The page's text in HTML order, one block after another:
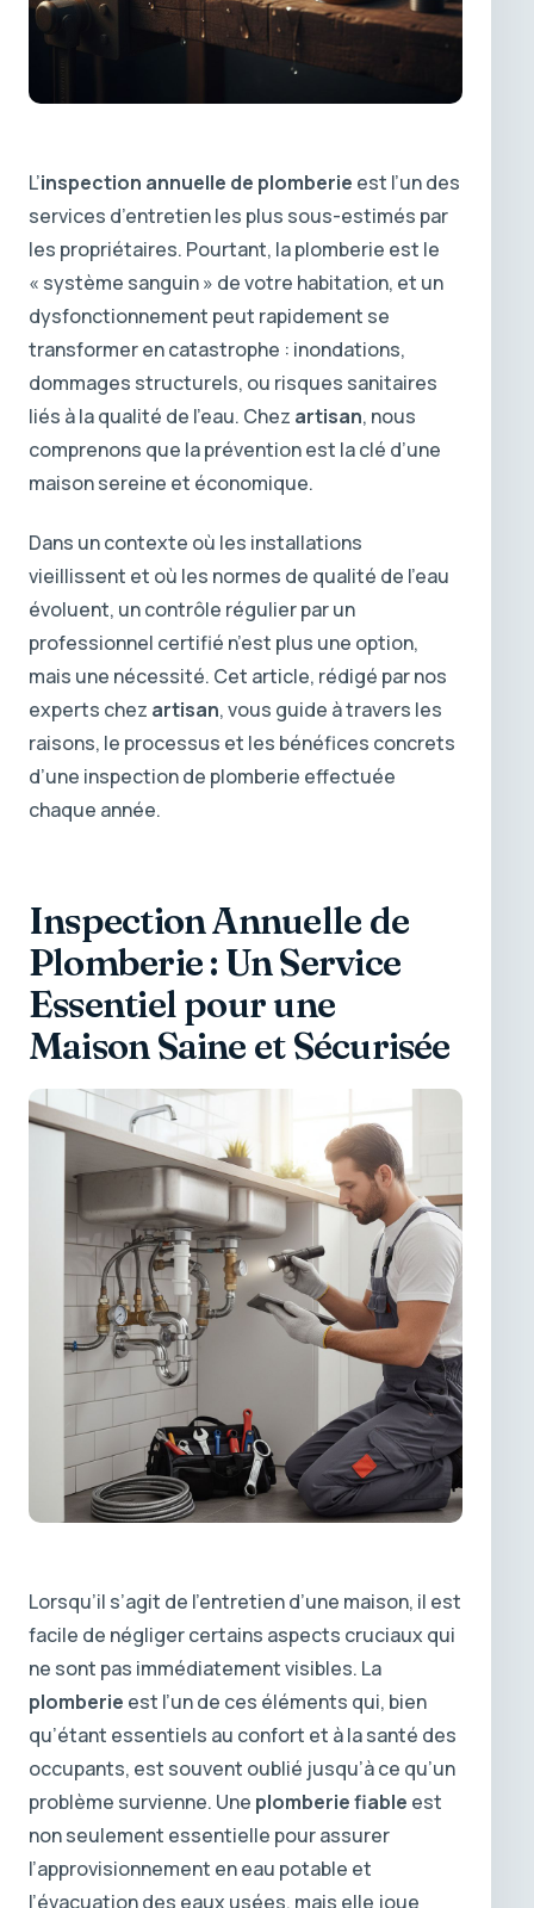
L’inspection annuelle de plomberie est l’un des
services d’entretien les plus sous-estimés par
les propriétaires. Pourtant, la plomberie est le
« système sanguin » de votre habitation, et un
dysfonctionnement peut rapidement se
transformer en catastrophe : inondations,
dommages structurels, ou risques sanitaires
liés à la qualité de l’eau. Chez artisan, nous
comprenons que la prévention est la clé d’une
maison sereine et économique.
Dans un contexte où les installations
vieillissent et où les normes de qualité de l’eau
évoluent, un contrôle régulier par un
professionnel certifié n’est plus une option,
mais une nécessité. Cet article, rédigé par nos
experts chez artisan, vous guide à travers les
raisons, le processus et les bénéfices concrets
d’une inspection de plomberie effectuée
chaque année.
Inspection Annuelle de
Plomberie : Un Service
Essentiel pour une
Maison Saine et Sécurisée
Lorsqu’il s’agit de l’entretien d’une maison, il est
facile de négliger certains aspects cruciaux qui
ne sont pas immédiatement visibles. La
plomberie est l’un de ces éléments qui, bien
qu’étant essentiels au confort et à la santé des
occupants, est souvent oublié jusqu’à ce qu’un
problème survienne. Une plomberie fiable est
non seulement essentielle pour assurer
l’approvisionnement en eau potable et
l’évacuation des eaux usées, mais elle joue